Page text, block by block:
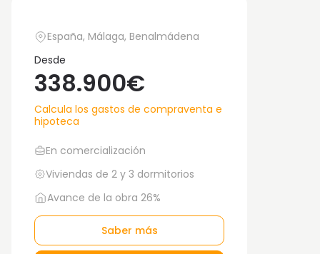
España, Málaga, Benalmádena
Desde
338.900€
Calcula los gastos de compraventa e
hipoteca
En comercialización
Viviendas de 2 y 3 dormitorios
Avance de la obra 26%
Saber más